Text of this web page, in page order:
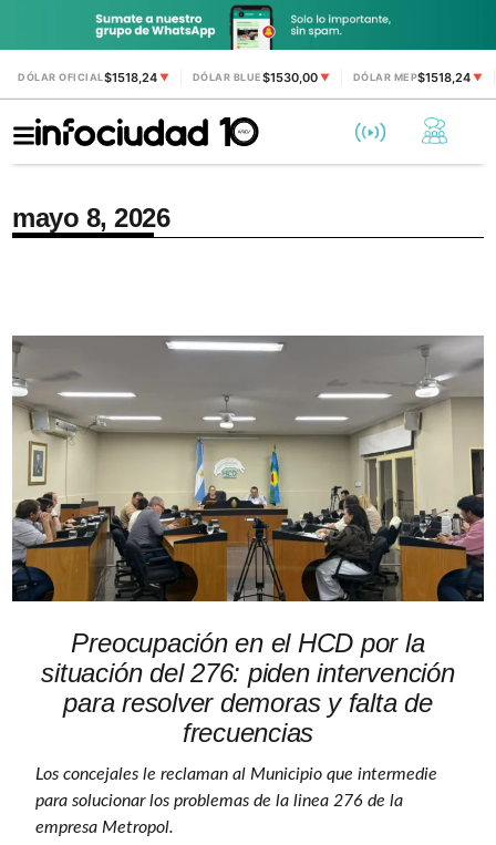
DÓLAR OFICIAL$1518,24 ▼ DÓLAR BLUE$1530,00 ▼ DÓLAR MEP$1518,24▼
mayo 8, 2026
Preocupación en el HCD por la
situación del 276: piden intervención
para resolver demoras y falta de
frecuencias
Los concejales le reclaman al Municipio que intermedie
para solucionar los problemas de la linea 276 de la
empresa Metropol.